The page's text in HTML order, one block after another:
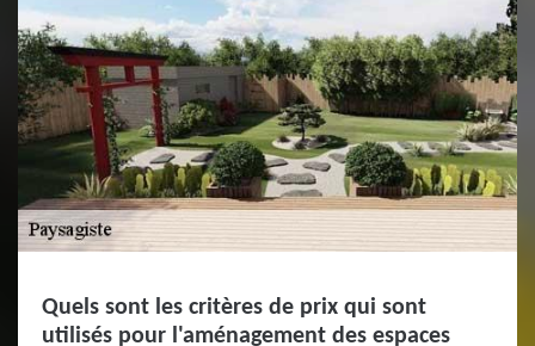
Quels sont les critères de prix qui sont
utilisés pour l'aménagement des espaces